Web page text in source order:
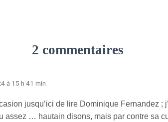
2 commentaires
à 15 h 41 min
jusqu’ici de lire Dominique Fernandez ;
assez … hautain disons, mais par contre sa